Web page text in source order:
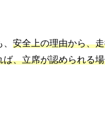
安全上の理由から、
、立席が認められる